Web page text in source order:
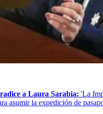
a Laura Sarabia: 'La
asumir la expedición de